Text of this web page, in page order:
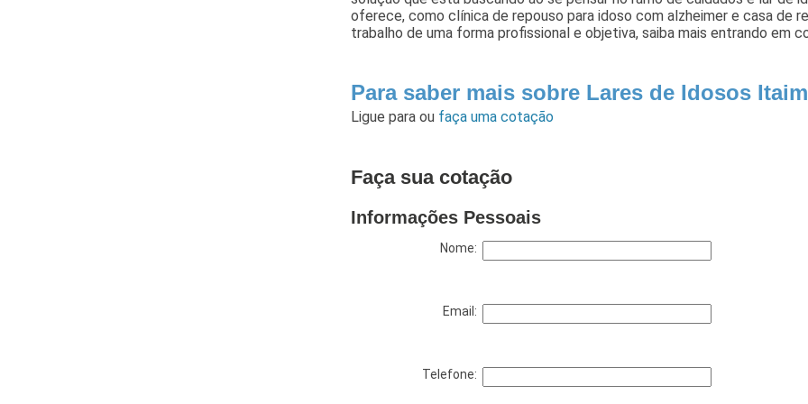
oferece, como clínica de repouso para idoso com alzheimer e casa de
trabalho de uma forma profissional e objetiva, saiba mais entrando em
Para saber mais sobre Lares de Idosos
Ligue paraou faça uma cotação
Faça sua cotação
Informações Pessoais
Nome:
Email:
Telefone: